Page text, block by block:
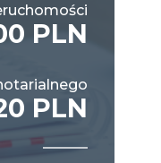
PLN
PLN